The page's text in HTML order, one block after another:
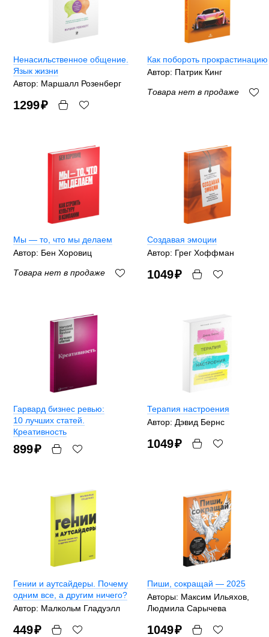
Ненасильственное общение.
Язык жизни
Автор: Маршалл Розенберг
1299₽
Как побороть прокрастинацию
Автор: Патрик Кинг
Товара нет в продаже
Мы — то, что мы делаем
Автор: Бен Хоровиц
Товара нет в продаже
Создавая эмоции
Автор: Грег Хоффман
1049₽
Гарвард бизнес ревью:
10 лучших статей.
Креативность
899₽
Терапия настроения
Автор: Дэвид Бернс
1049₽
Гении и аутсайдеры. Почему
одним все, а другим ничего?
Автор: Малкольм Гладуэлл
449₽
Пиши, сокращай — 2025
Авторы: Максим Ильяхов,
Людмила Сарычева
1049₽